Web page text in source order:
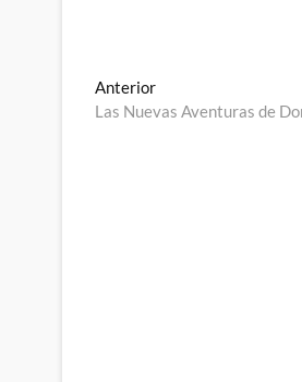
Navegación
de
AnteriorEntrada
anterior:
Las Nuevas Aventuras de